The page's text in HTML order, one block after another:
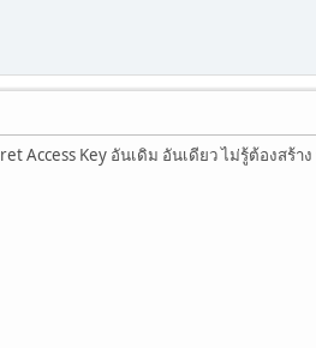
Access Key อันเดิม อันเดียว ไม่รู้ต้องสร้า